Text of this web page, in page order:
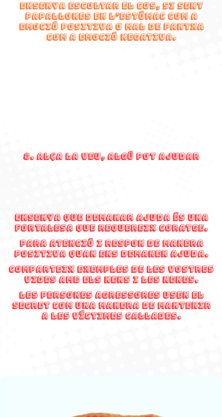
Ensenya escoltar el cos, si sent
papallones en l’estómac com a
emoció positiva o mal de pantxa
com a emoció negativa.
8. Alça la veu, algú pot ajudar
Ensenya que demanar ajuda és una
fortalesa que requereix coratge.
Para atenció i respon de manera
positiva quan ens demanen ajuda.
Comparteix exemples de les vostres
vides amb els nens i les nenes.
Les persones agressores usen el
secret com una manera de mantenir
a les víctimes callades.